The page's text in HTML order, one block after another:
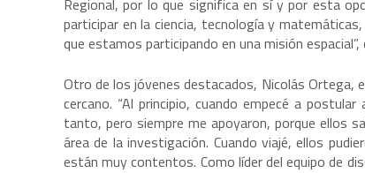
Regional, por lo que significa en sí y por esta
participar en la ciencia, tecnología y
que estamos participando en una misión
Otro de los jóvenes destacados, Nicolás Ortega,
cercano. “Al principio, cuando empecé a
tanto, pero siempre me apoyaron, porque ellos
área de la investigación. Cuando viajé, ellos
están muy contentos. Como líder del equipo de